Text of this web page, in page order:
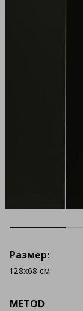
METOD
Размер:
128x68 см